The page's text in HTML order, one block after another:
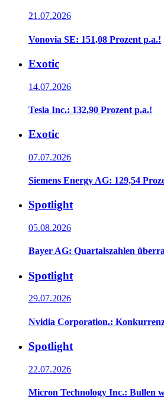
21.07.2026
Vonovia SE: 151,08 Prozent p.a.!
Exotic
14.07.2026
Tesla Inc.: 132,90 Prozent p.a.!
Exotic
07.07.2026
Siemens Energy AG: 129,54
Spotlight
05.08.2026
Bayer AG: Quartalszahlen
Spotlight
29.07.2026
Nvidia Corporation.:
Spotlight
22.07.2026
Micron Technology Inc.: Bullen